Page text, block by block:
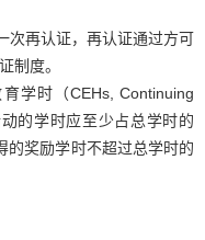
次再认证，再认证通过方可
制度。
学时（CEHs, Continuing
的学时应至少占总学时的
的奖励学时不超过总学时的